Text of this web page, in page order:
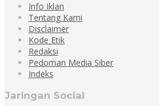
Info Iklan
Tentang Kami
Disclaimer
Kode Etik
Redaksi
Pedoman Media Siber
Indeks
Jaringan Social